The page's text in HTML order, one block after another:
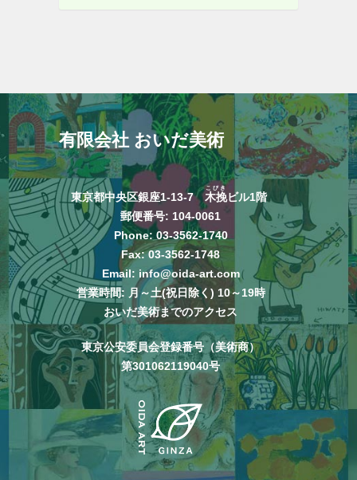
有限会社 おいだ美術
東京都中央区銀座1-13-7木挽
こびき
ビル1階
郵便番号: 104-0061
Phone: 03-3562-1740
Fax: 03-3562-1748
Email: info@oida-art.com
営業時間: 月～土(祝日除く) 10～19時
おいだ美術までのアクセス
東京公安委員会登録番号（美術商）
第301062119040号